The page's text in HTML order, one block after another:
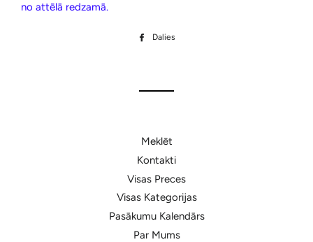
no attēlā redzamā.
Dalies
Meklēt
Kontakti
Visas Preces
Visas Kategorijas
Pasākumu Kalendārs
Par Mums